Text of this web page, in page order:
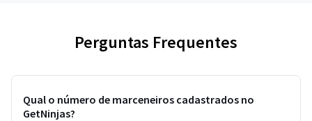
Perguntas Frequentes
Qual o número de marceneiros cadastrados no
GetNinjas?